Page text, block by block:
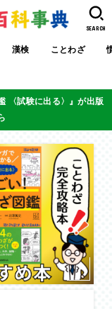
漢検 ことわざ
SEARCH
〈試験に出る〉』が出版